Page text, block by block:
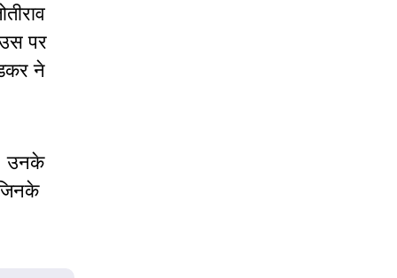
पर
ने
उनके